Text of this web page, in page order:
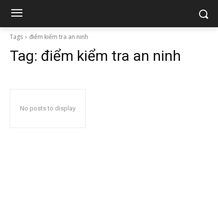
Tags điểm kiểm tra an ninh
Tag: điểm kiểm tra an ninh
No posts to display